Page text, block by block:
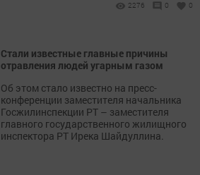
2276 0 0
Стали известные главные причины
отравления людей угарным газом
Об этом стало известно на пресс-
конференции заместителя начальника
Госжилинспекции РТ – заместителя
главного государственного жилищного
инспектора РТ Ирека Шайдуллина.